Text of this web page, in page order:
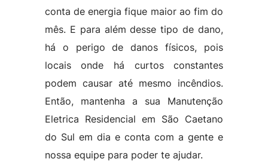
conta de energia fique maior ao fim do
mês. E para além desse tipo de dano,
há o perigo de danos físicos, pois
locais onde há curtos constantes
podem causar até mesmo incêndios.
Então, mantenha a sua Manutenção
Eletrica Residencial em São Caetano
do Sul em dia e conta com a gente e
nossa equipe para poder te ajudar.